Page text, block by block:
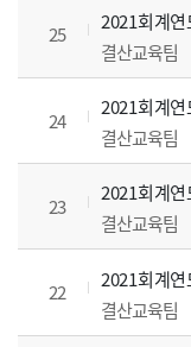
25
2021회계
결산교육팀
24
2021회계
결산교육팀
23
2021회계
결산교육팀
22
2021회계
결산교육팀